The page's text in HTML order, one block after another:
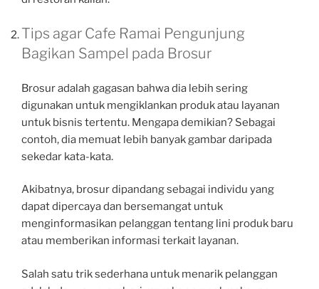
Tips agar Cafe Ramai Pengunjung
Bagikan Sampel pada Brosur
Brosur adalah gagasan bahwa dia lebih sering
digunakan untuk mengiklankan produk atau layanan
untuk bisnis tertentu. Mengapa demikian? Sebagai
contoh, dia memuat lebih banyak gambar daripada
sekedar kata-kata.
Akibatnya, brosur dipandang sebagai individu yang
dapat dipercaya dan bersemangat untuk
menginformasikan pelanggan tentang lini produk baru
atau memberikan informasi terkait layanan.
Salah satu trik sederhana untuk menarik pelanggan